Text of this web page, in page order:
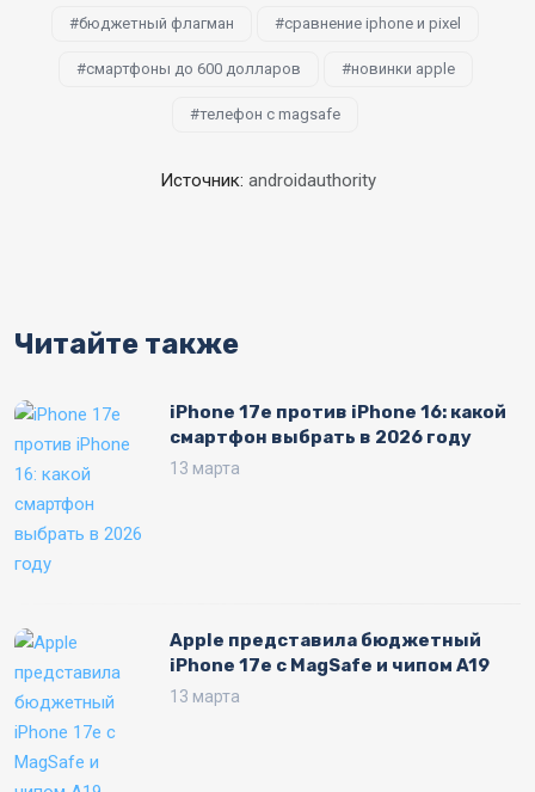
бюджетный флагман сравнение iphone и pixel
смартфоны до 600 долларов новинки apple
телефон с magsafe
Источник: androidauthority
Читайте также
iPhone 17e против iPhone 16: какой
смартфон выбрать в 2026 году
13 марта
Apple представила бюджетный
iPhone 17e с MagSafe и чипом A19
13 марта